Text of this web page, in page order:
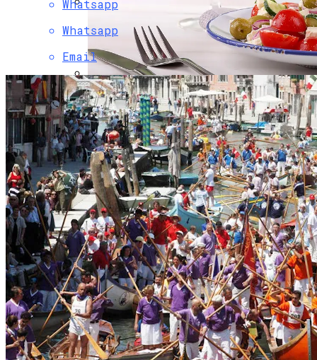
Растущая Концентрация Власти В
Руках Си Цзиньпина: Мир Не Обмануть
Коронавирус В США Оказался
Смертоноснее «испанки» 1918 Года
Извержение Вулкана На Юге Исландии:
Чрезвычайное Положение И Эвакуация
Как Сочетать Вина С Салатами:
Делится Опытом АЛКОМАГ
Whatsapp
Whatsapp
Email